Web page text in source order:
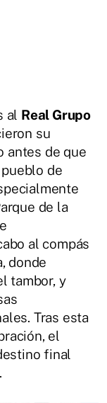
al Real Grupo
su
antes de que
de
de la
al compás
donde
tambor, y
Tras esta
el
final